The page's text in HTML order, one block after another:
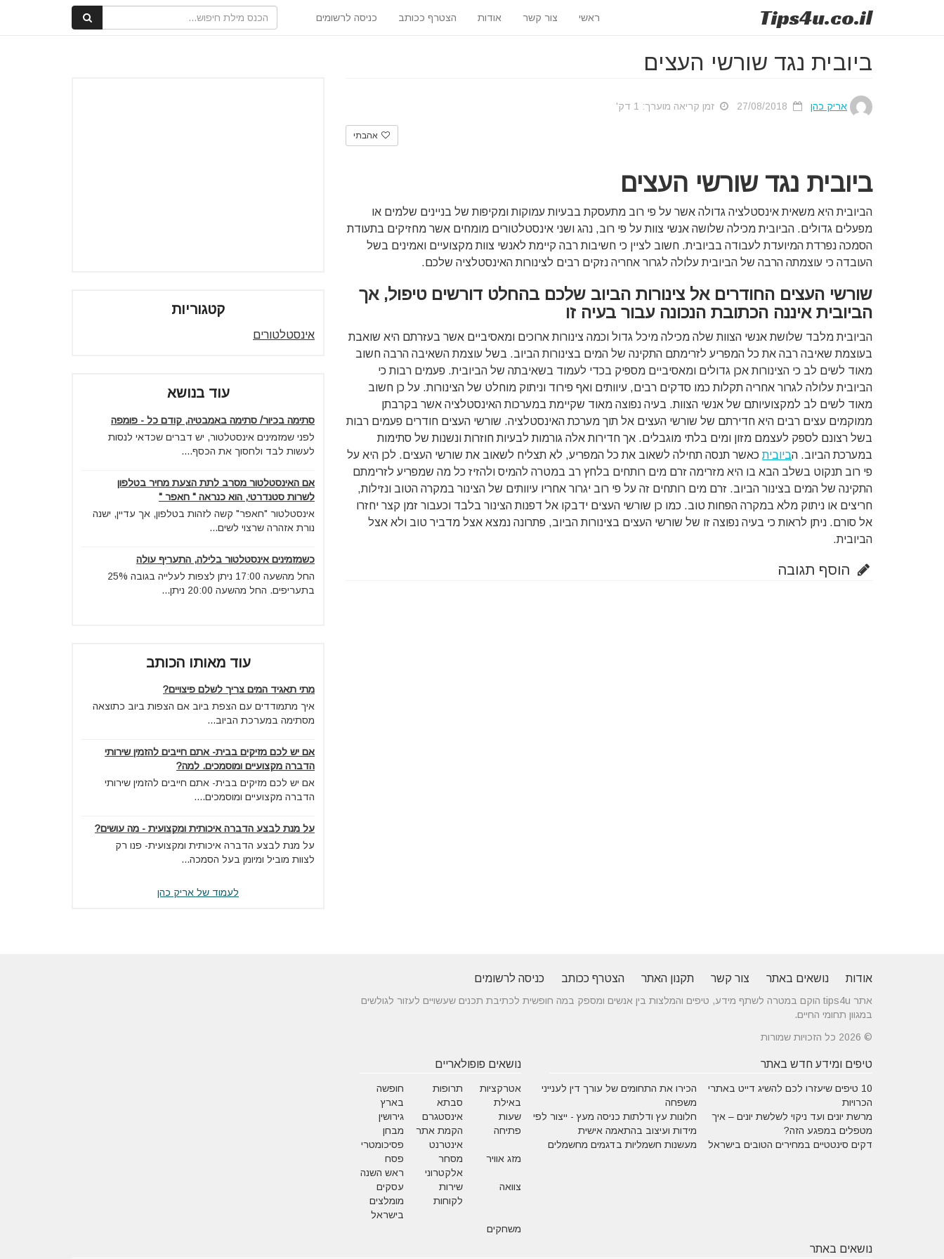
Tips4u.co.il ראשי צור קשר אודות הצטרף ככותב כניסה לרשומים
ביובית נגד שורשי העצים
אריק כהן זמן קריאה מוערך: 1 דק'
אהבתי
ביובית נגד שורשי העצים
הביובית היא משאית אינסטלציה גדולה אשר על פי רוב מתעסקת בבעיות עמוקות ומקיפות של בניינים שלמים או
מפעלים גדולים. הביובית מכילה שלושה אנשי צוות על פי רוב, נהג ושני אינסטלטורים מומחים אשר מחזיקים בתעודת
הסמכה נפרדת המיועדת לעבודה בביובית. חשוב לציין כי חשיבות רבה קיימת לאנשי צוות מקצועיים ואמינים בשל
העובדה כי עוצמתה הרבה של הביובית עלולה לגרור אחריה נזקים רבים לצינורות האינסטלציה שלכם.
שורשי העצים החודרים אל צינורות הביוב שלכם בהחלט דורשים טיפול,אך
הביובית איננה הכתובת הנכונה עבור בעיה זו
הביובית מלבד שלושת אנשי הצוות שלה מכילה מיכל גדול וכמה צינורות ארוכים ומאסיביים אשר בעזרתם היא שואבת
בעוצמת שאיבה רבה את כל המפריע לזרימתם התקינה של המים בצינורות הביוב. בשל עוצמת השאיבה הרבה חשוב
מאוד לשים לב כי הצינורות אכן גדולים ומאסיביים מספיק בכדי לעמוד בשאיבתה של הביובית. פעמים רבות כי
הביובית עלולה לגרור אחריה תקלות כמו סדקים רבים, עיוותים ואף פירוד וניתוק מוחלט של הצינורות. על כן חשוב
מאוד לשים לב למקצועיותם של אנשי הצוות. בעיה נפוצה מאוד שקיימת במערכות האינסטלציה אשר בקרבתן
ממוקמים עצים רבים היא חדירתם של שורשי העצים אל תוך מערכת האינסטלציה. שורשי העצים חודרים פעמים רבות
בשל רצונם לספק לעצמם מזון ומים בלתי מוגבלים. אך חדירות אלה גורמות לבעיות חוזרות ונשנות של סתימות
במערכת הביוב. הביובית כאשר תנסה תחילה לשאוב את כל המפריע, לא תצליח לשאוב את שורשי העצים. לכן היא על
פי רוב תנקוט בשלב הבא בו היא מזרימה זרם מים רותחים בלחץ רב במטרה להמיס ולהזיז כל מה שמפריע לזרימתם
התקינה של המים בצינור הביוב. זרם מים רותחים זה על פי רוב יגרור אחריו עיוותים של הצינור במקרה הטוב ונזילות,
חריצים או ניתוק מלא במקרה הפחות טוב. כמו כן שורשי העצים ידבקו אל דפנות הצינור בלבד וכעבור זמן קצר יחזרו
אל סורם. ניתן לראות כי בעיה נפוצה זו של שורשי העצים בצינורות הביוב, פתרונה נמצא אצל מדביר טוב ולא אצל
הביובית.
הוסף תגובה
קטגוריות
אינסטלטורים
עוד בנושא
סתימה בכיור/ סתימה באמבטיה, קודם כל - פומפה
לפני שמזמינים אינסטלטור, יש דברים שכדאי לנסות
לעשות לבד ולחסוך את הכסף....
אם האינסטלטור מסרב לתת הצעת מחיר בטלפון
לשרות סטנדרטי, הוא כנראה " חאפר "
אינסטלטור "חאפר" קשה לזהות בטלפון, אך עדיין, ישנה
נורת אזהרה שרצוי לשים...
כשמזמינים אינסטלטור בלילה, התעריף עולה
החל מהשעה 17:00 ניתן לצפות לעלייה בגובה 25%
בתעריפים. החל מהשעה 20:00 ניתן...
עוד מאותו הכותב
מתי תאגיד המים צריך לשלם פיצויים?
איך מתמודדים עם הצפת ביוב אם הצפות ביוב כתוצאה
מסתימה במערכת הביוב...
אם יש לכם מזיקים בבית- אתם חייבים להזמין שירותי
הדברה מקצועיים ומוסמכים. למה?
אם יש לכם מזיקים בבית- אתם חייבים להזמין שירותי
הדברה מקצועיים ומוסמכים....
על מנת לבצע הדברה איכותית ומקצועית - מה עושים?
על מנת לבצע הדברה איכותית ומקצועית- פנו רק
לצוות מוביל ומיומן בעל הסמכה...
לעמוד של אריק כהן
אודות נושאים באתר צור קשר תקנון האתר הצטרף ככותב כניסה לרשומים
אתר tips4u הוקם במטרה לשתף מידע, טיפים והמלצות בין אנשים ומספק במה חופשית לכתיבת תכנים שעשויים לעזור לגולשים
במגוון תחומי החיים.
© 2026 כל הזכויות שמורות
טיפים ומידע חדש באתר
10 טיפים שיעזרו לכם להשיג דייט באתרי
הכרויות
הכירו את התחומים של עורך דין לענייני
משפחה
מרשת יונים ועד ניקוי לשלשת יונים – איך
מטפלים במפגע הזה?
חלונות עץ ודלתות כניסה מעץ - ייצור לפי
מידות ועיצוב בהתאמה אישית
דקים סינטטיים במחירים הטובים בישראל
מעשנות חשמליות בדגמים מחשמלים
נושאים פופולאריים
אטרקציות
באילת
תרופות
סבתא
חופשה
בארץ
שעות
פתיחה
אינסטגרם
גירושין
הקמת אתר
אינטרנט
מבחן
פסיכומטרי
מזג אוויר
מסחר
אלקטרוני
פסח
ראש השנה
צוואה
שירות
לקוחות
עסקים
מומלצים
בישראל
משחקים
נושאים באתר